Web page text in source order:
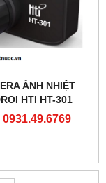
ẢNH NHIỆT
HTI HT-301
0931.49.6769